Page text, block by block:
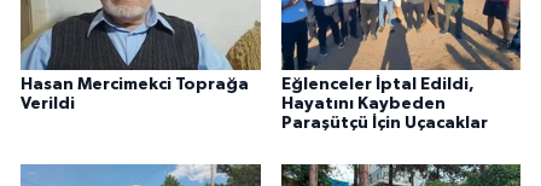
Hasan Mercimekci Toprağa
Verildi
Eğlenceler İptal Edildi,
Hayatını Kaybeden
Paraşütçü İçin Uçacaklar